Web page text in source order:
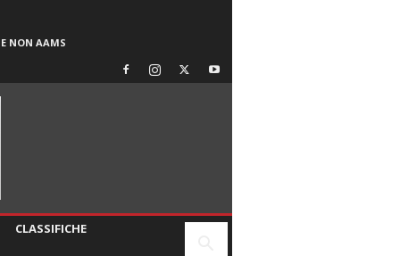
NON AAMS
CLASSIFICHE